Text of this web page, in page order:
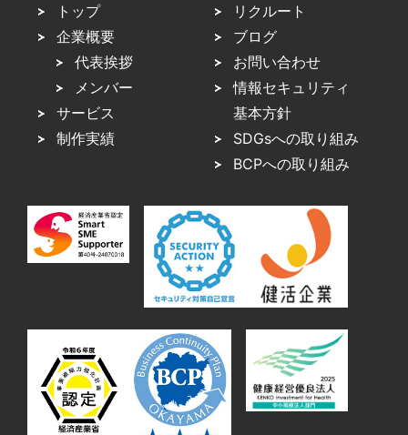
トップ
企業概要
代表挨拶
メンバー
サービス
制作実績
リクルート
ブログ
お問い合わせ
情報セキュリティ
基本方針
SDGsへの取り組み
BCPへの取り組み